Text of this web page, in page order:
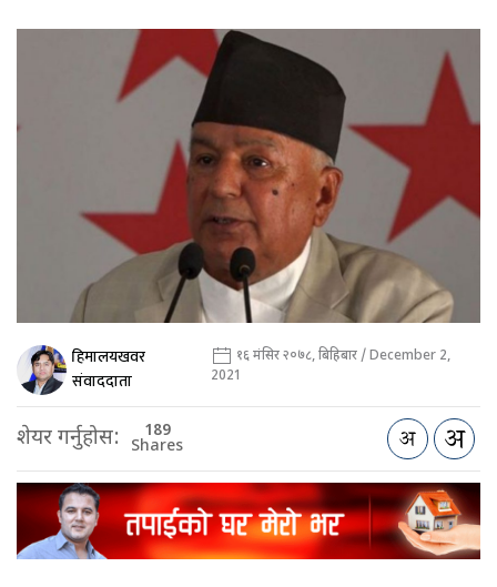
हिमालयखवर
संवाददाता
१६ मंसिर २०७८, बिहिबार / December 2,
2021
शेयर गर्नुहोस: 189
Shares